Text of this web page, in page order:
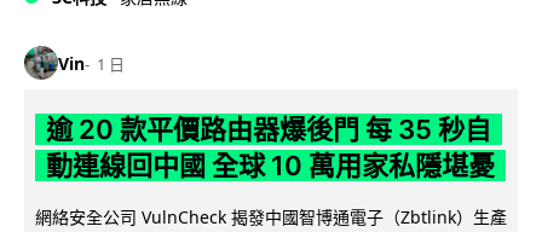
Vin 1 日
逾 20 款平價路由器爆後門 每 35 秒自
動連線回中國 全球 10 萬用家私隱堪憂
網絡安全公司 VulnCheck 揭發中國智博通電子（Zbtlink）生產